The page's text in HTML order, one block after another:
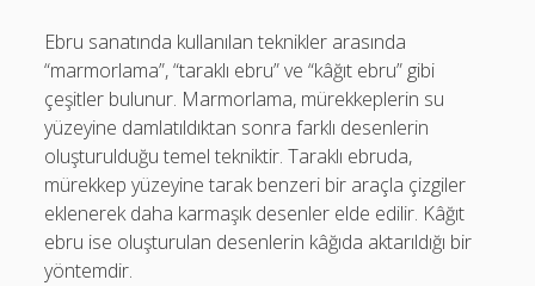
Ebru sanatında kullanılan teknikler arasında
“marmorlama”, “taraklı ebru” ve “kâğıt ebru” gibi
çeşitler bulunur. Marmorlama, mürekkeplerin su
yüzeyine damlatıldıktan sonra farklı desenlerin
oluşturulduğu temel tekniktir. Taraklı ebruda,
mürekkep yüzeyine tarak benzeri bir araçla çizgiler
eklenerek daha karmaşık desenler elde edilir. Kâğıt
ebru ise oluşturulan desenlerin kâğıda aktarıldığı bir
yöntemdir.